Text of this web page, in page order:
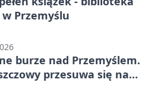
Przemyślu
burze nad Przemyślem.
przesuwa się na